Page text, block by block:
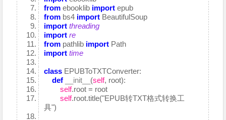
from ebooklib import epub
from bs4 import BeautifulSoup
import threading
import re
from pathlib import Path
import time
class EPUBToTXTConverter:
def
__init__ (self, root):
self.root = root
self.root.title("EPUB转TXT格式转换工
具")